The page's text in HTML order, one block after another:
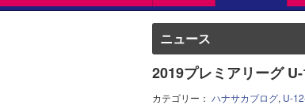
ニュース
2019プレミアリーグ
カテゴリー： ハナサカブログ, U-